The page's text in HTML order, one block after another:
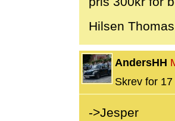
Hilsen Thomas
AndersHH
Skrev for
->Jesper